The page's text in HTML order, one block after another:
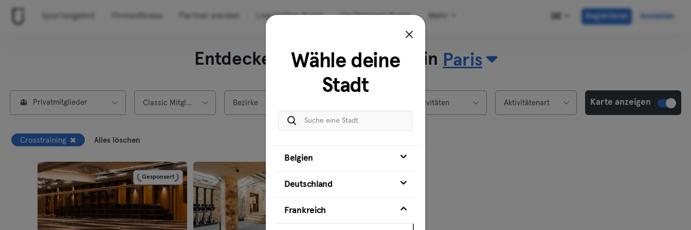
Live Online-Kurse On Demand-Kurse Registrieren Anmelden
Entdecke unsere Standorte in Paris
Privatmitglieder Classic Mitgliedschaft Bezirke Aktivitäten Aktivitätenart Karte anzeigen
Crosstraining Alles löschen
Gesponsert
Wähle deine
Stadt
Belgien
Deutschland
Frankreich